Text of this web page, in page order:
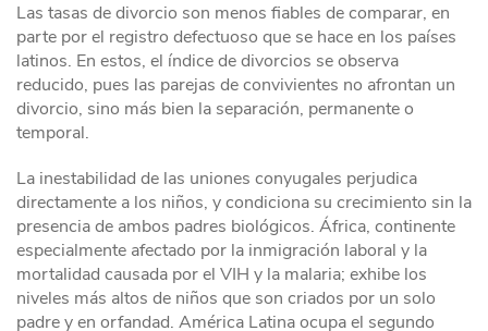
Las tasas de divorcio son menos fiables de comparar, en
parte por el registro defectuoso que se hace en los países
latinos. En estos, el índice de divorcios se observa
reducido, pues las parejas de convivientes no afrontan un
divorcio, sino más bien la separación, permanente o
temporal.
La inestabilidad de las uniones conyugales perjudica
directamente a los niños, y condiciona su crecimiento sin la
presencia de ambos padres biológicos. África, continente
especialmente afectado por la inmigración laboral y la
mortalidad causada por el VIH y la malaria; exhibe los
niveles más altos de niños que son criados por un solo
padre y en orfandad. América Latina ocupa el segundo